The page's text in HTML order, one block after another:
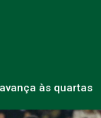
às quartas